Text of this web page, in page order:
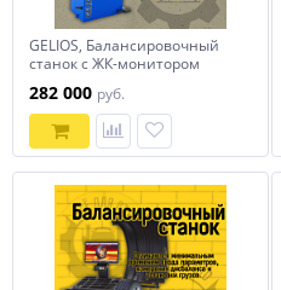
GELIOS, Балансировочный
станок с ЖК-монитором
282 000 руб.